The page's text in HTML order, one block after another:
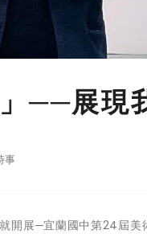
──展現
事
展─宜蘭國中第24屆美